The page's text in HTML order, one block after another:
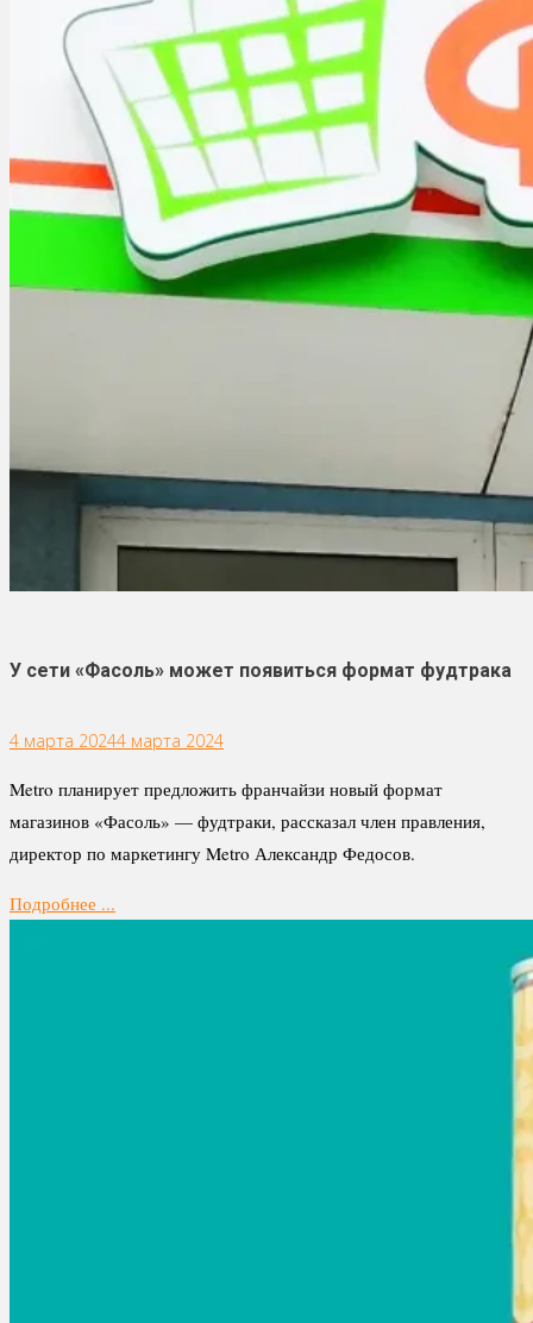
У сети «Фасоль» может появиться формат фудтрака
4 марта 20244 марта 2024
Metro планирует предложить франчайзи новый формат
магазинов «Фасоль» — фудтраки, рассказал член правления,
директор по маркетингу Metro Александр Федосов.
Подробнее ...